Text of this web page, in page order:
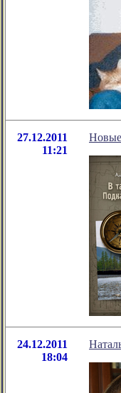
27.12.2011
11:21
24.12.2011
18:04